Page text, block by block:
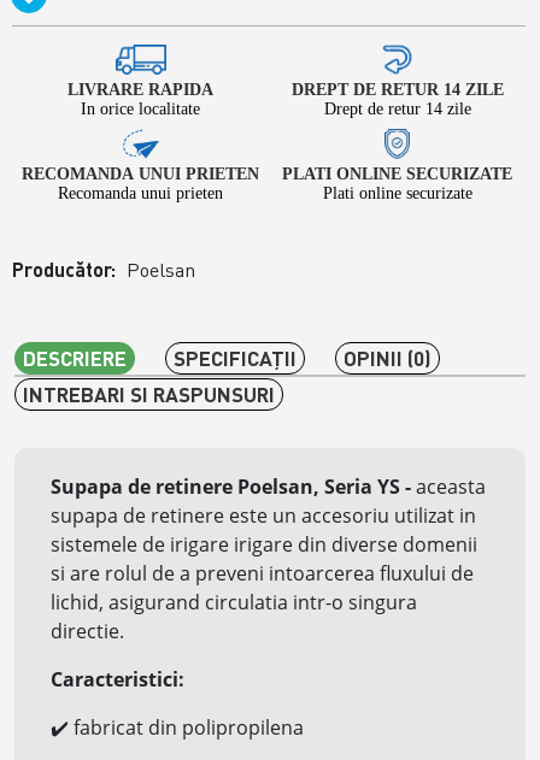
LIVRARE RAPIDA
In orice localitate
DREPT DE RETUR 14 ZILE
Drept de retur 14 zile
RECOMANDA UNUI PRIETEN
Recomanda unui prieten
PLATI ONLINE SECURIZATE
Plati online securizate
Producător: Poelsan
DESCRIERE SPECIFICAŢII
OPINII (0)
INTREBARI SI RASPUNSURI
Supapa de retinere Poelsan, Seria YS-aceasta
supapa de retinere este un accesoriu utilizat in
sistemele de irigare irigare din diverse domenii
si are rolul de a preveni intoarcerea fluxului de
lichid, asigurand circulatia intr-o singura
directie.
Caracteristici:
✔️ fabricat din polipropilena